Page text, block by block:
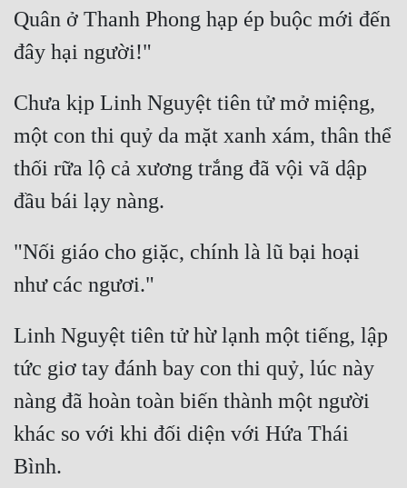
Quân ở Thanh Phong hạp ép buộc mới đến
Chưa kịp Linh Nguyệt tiên tử mở miệng,
một con thi quỷ da mặt xanh xám, thân thể
thối rữa lộ cả xương trắng đã vội vã dập
"Nối giáo cho giặc, chính là lũ bại hoại
Linh Nguyệt tiên tử hừ lạnh một tiếng, lập
tức giơ tay đánh bay con thi quỷ, lúc này
nàng đã hoàn toàn biến thành một người
khác so với khi đối diện với Hứa Thái